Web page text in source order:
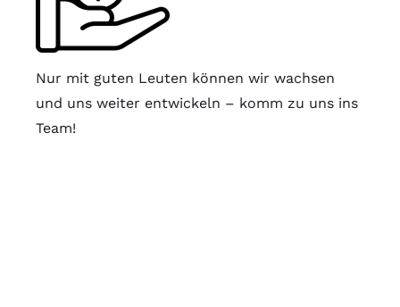
Nur mit guten Leuten können wir wachsen
und uns weiter entwickeln – komm zu uns ins
Team!